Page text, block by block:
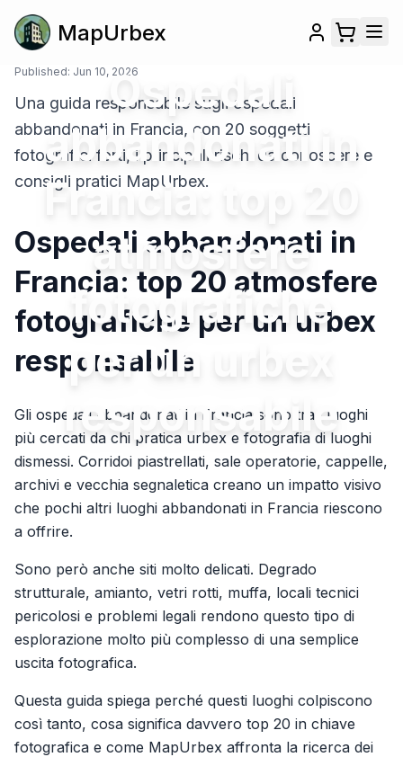
MapUrbex
Ospedali
abbandonati in
Francia: top 20
atmosfere
fotografiche
per un urbex
responsabile
Published: Jun 10, 2026
Una guida responsabile sugli ospedali
abbandonati in Francia, con 20 soggetti
fotografici forti, i principali rischi da conoscere e
consigli pratici MapUrbex.
Ospedali abbandonati in
Francia: top 20 atmosfere
fotografiche per un urbex
responsabile
Gli ospedali abbandonati in Francia sono tra i luoghi
più cercati da chi pratica urbex e fotografia di luoghi
dismessi. Corridoi piastrellati, sale operatorie, cappelle,
archivi e vecchia segnaletica creano un impatto visivo
che pochi altri luoghi abbandonati in Francia riescono
a offrire.
Sono però anche siti molto delicati. Degrado
strutturale, amianto, vetri rotti, muffa, locali tecnici
pericolosi e problemi legali rendono questo tipo di
esplorazione molto più complesso di una semplice
uscita fotografica.
Questa guida spiega perché questi luoghi colpiscono
così tanto, cosa significa davvero top 20 in chiave
fotografica e come MapUrbex affronta la ricerca dei